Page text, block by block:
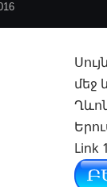
մեջ
Link 1